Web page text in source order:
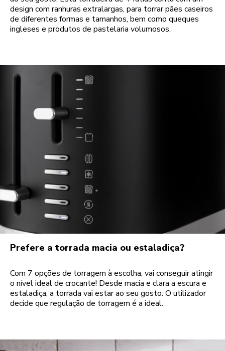
design com ranhuras extralargas, para torrar pães caseiros
de diferentes formas e tamanhos, bem como queques
ingleses e produtos de pastelaria volumosos.
Prefere a torrada macia ou estaladiça?
Com 7 opções de torragem à escolha, vai conseguir atingir
o nível ideal de crocante! Desde macia e clara a escura e
estaladiça, a torrada vai estar ao seu gosto. O utilizador
decide que regulação de torragem é a ideal.